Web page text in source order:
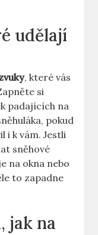
udělají
, které‍ vás⁤
si⁢
padajících na
pokud⁢
i k vám. Jestli
sněhové
na okna nebo
to zapadne
jak na‌